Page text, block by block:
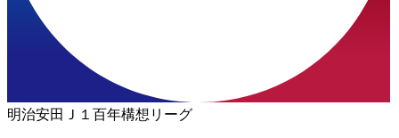
明治安田Ｊ１百年構想リーグ